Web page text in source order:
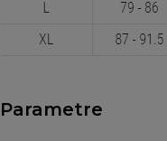
Parametre